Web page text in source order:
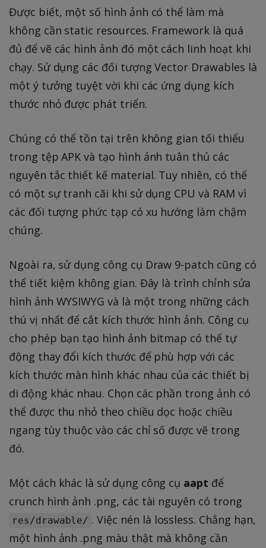
Được biết, một số hình ảnh có thể làm mà
không cần static resources. Framework là quá
đủ để vẽ các hình ảnh đó một cách linh hoạt khi
chạy. Sử dụng các đối tượng Vector Drawables là
một ý tưởng tuyệt vời khi các ứng dụng kích
thước nhỏ được phát triển.
Chúng có thể tồn tại trên không gian tối thiểu
trong tệp APK và tạo hình ảnh tuân thủ các
nguyên tắc thiết kế material. Tuy nhiên, có thể
có một sự tranh cãi khi sử dụng CPU và RAM vì
các đối tượng phức tạp có xu hướng làm chậm
chúng.
Ngoài ra, sử dụng công cụ Draw 9-patch cũng có
thể tiết kiệm không gian. Đây là trình chỉnh sửa
hình ảnh WYSIWYG và là một trong những cách
thú vị nhất để cắt kích thước hình ảnh. Công cụ
cho phép bạn tạo hình ảnh bitmap có thể tự
động thay đổi kích thước để phù hợp với các
kích thước màn hình khác nhau của các thiết bị
di động khác nhau. Chọn các phần trong ảnh có
thể được thu nhỏ theo chiều dọc hoặc chiều
ngang tùy thuộc vào các chỉ số được vẽ trong
đó.
Một cách khác là sử dụng công cụ aapt để
crunch hình ảnh .png, các tài nguyên có trong
res/drawable/ . Việc nén là lossless. Chẳng hạn,
một hình ảnh .png màu thật mà không cần